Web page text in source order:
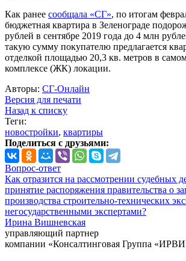
Как ранее сообщала «СГ», по итогам
бюджетная квартира в Зеленограде
рублей в сентябре 2019 года до 4 млн
такую сумму покупателю предлагается
отделкой площадью 20,3 кв. метров в
комплексе (ЖК) локации.
Авторы: СГ-Онлайн
Версия для печати
Назад к списку
Теги:
новостройки, квартиры
Поделиться с друзьями:
Вопрос-ответ
Как отразится на рассмотрении судебных
принятие распоряжения правительства о
производства строительно-технических
негосударственными экспертами?
Ирина Вишневская
управляющий партнер
компании «Консалтинговая Группа